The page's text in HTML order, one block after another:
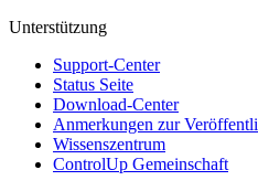
Unterstützung
Support-Center
Status Seite
Download-Center
Anmerkungen zur
Wissenszentrum
ControlUp Gemeinschaft